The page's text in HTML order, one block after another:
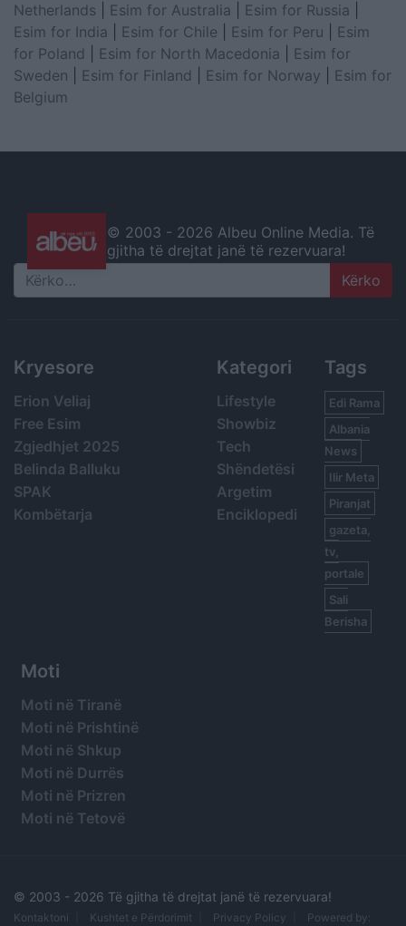
Netherlands
Esim for Australia Esim for Russia
Esim for India
Esim for Chile Esim for Peru
Esim
for Poland
Esim for North Macedonia
Esim for
Sweden
Esim for Finland Esim for Norway
Esim for
Belgium
© 2003 - 2026 Albeu Online Media. Të
gjitha të drejtat janë të rezervuara!
Search
Kryesore
Erion Veliaj
Free Esim
Zgjedhjet 2025
Belinda Balluku
SPAK
Kombëtarja
Kategori
Lifestyle
Showbiz
Tech
Shëndetësi
Argetim
Enciklopedi
Tags
Edi Rama
Albania
News
Ilir Meta
Piranjat
gazeta,
tv,
portale
Sali
Berisha
Moti
Moti në Tiranë
Moti në Prishtinë
Moti në Shkup
Moti në Durrës
Moti në Prizren
Moti në Tetovë
© 2003 - 2026 Të gjitha të drejtat janë të rezervuara!
Kontaktoni Kushtet e Përdorimit Privacy Policy Powered by: